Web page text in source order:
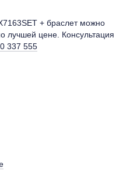
+ браслет можно
лучшей цене. Консультация
337 555